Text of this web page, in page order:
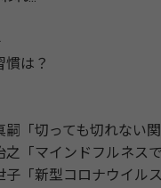
は？
嗣「切っても切れな
「マインドフルネス
子「新型コロナウイル